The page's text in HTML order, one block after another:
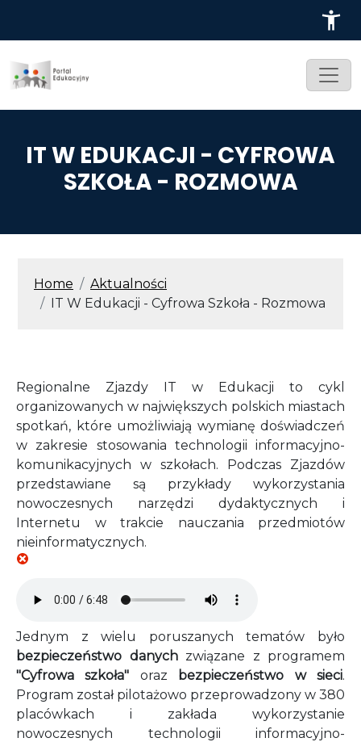
IT W EDUKACJI - CYFROWA
SZKOŁA - ROZMOWA
ŚCIEŻKA NAWIGACYJNA
Home
Aktualności
IT W Edukacji - Cyfrowa Szkoła - Rozmowa
Regionalne Zjazdy IT w Edukacji to cykl
organizowanych w największych polskich miastach
spotkań, które umożliwiają wymianę doświadczeń
w zakresie stosowania technologii informacyjno-
komunikacyjnych w szkołach. Podczas Zjazdów
przedstawiane są przykłady wykorzystania
nowoczesnych narzędzi dydaktycznych i
Internetu w trakcie nauczania przedmiotów
nieinformatycznych.
Jednym z wielu poruszanych tematów było
bezpieczeństwo danych związane z programem
"Cyfrowa szkoła" oraz bezpieczeństwo w sieci.
Program został pilotażowo przeprowadzony w 380
placówkach i zakłada wykorzystanie
nowoczesnych technologii informacyjno-